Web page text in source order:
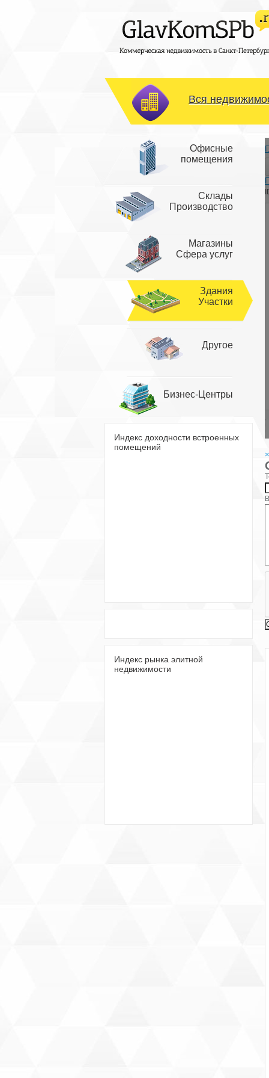
Вся
Офисные
помещения
Склады
Производство
Магазины
Сфера услуг
Здания
Участки
Другое
Бизнес-Центры
Индекс доходности встроенных
помещений
Индекс рынка элитной
недвижимости
×